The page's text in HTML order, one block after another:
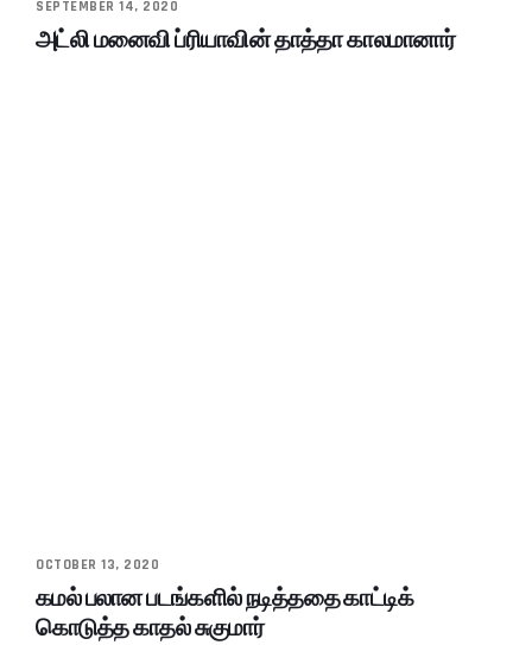
SEPTEMBER 14, 2020
அட்லி மனைவி ப்ரியாவின் தாத்தா காலமானார்
OCTOBER 13, 2020
கமல் பலான படங்களில் நடித்ததை காட்டிக்
கொடுத்த காதல் சுகுமார்